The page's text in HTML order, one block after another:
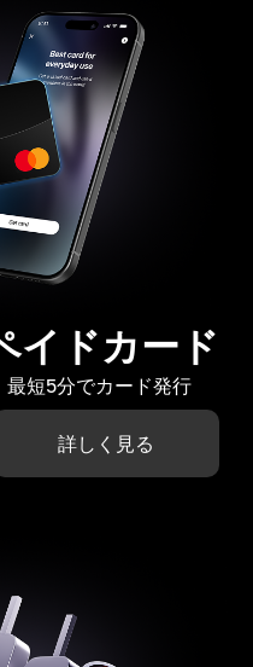
イドカード
短5分でカード発行
詳しく見る